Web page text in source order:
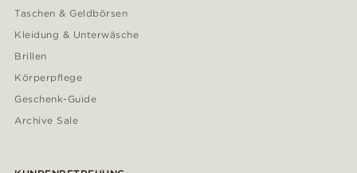
Taschen & Geldbörsen
Kleidung & Unterwäsche
Brillen
Körperpflege
Geschenk-Guide
Archive Sale